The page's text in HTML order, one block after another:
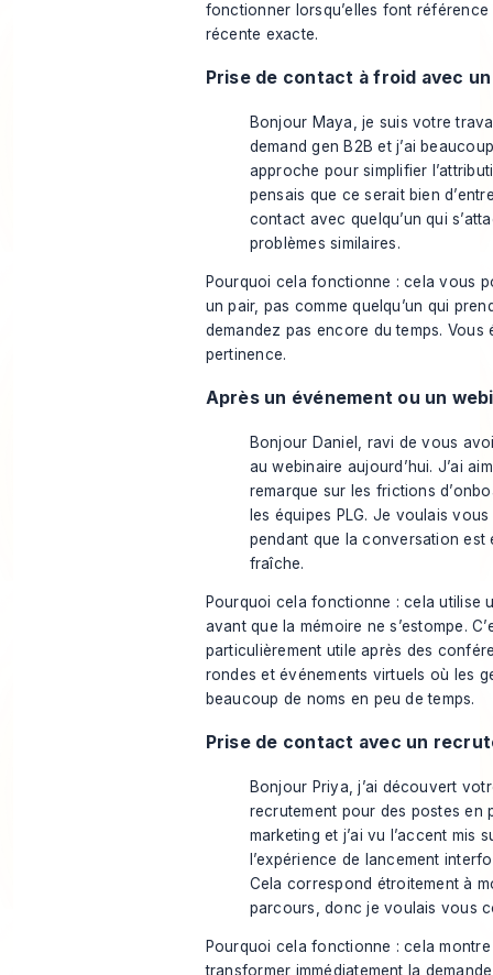
fonctionner lorsqu’elles font
récente exacte.
Prise de contact à froid avec
Bonjour Maya, je suis votre
demand gen B2B et j’ai
approche pour simplifier
pensais que ce serait bien
contact avec quelqu’un qui
problèmes similaires.
Pourquoi cela fonctionne : cela vous
un pair, pas comme quelqu’un qui
demandez pas encore du temps. Vous
pertinence.
Après un événement ou un
Bonjour Daniel, ravi de vous
au webinaire aujourd’hui. J’ai
remarque sur les frictions
les équipes PLG. Je voulais
pendant que la conversation est
fraîche.
Pourquoi cela fonctionne : cela utilise
avant que la mémoire ne s’estompe.
particulièrement utile après des
rondes et événements virtuels où les
beaucoup de noms en peu de temps.
Prise de contact avec un
Bonjour Priya, j’ai découvert
recrutement pour des postes en
marketing et j’ai vu l’accent mis
l’expérience de lancement
Cela correspond étroitement à
parcours, donc je voulais vous
Pourquoi cela fonctionne : cela montre
transformer immédiatement la